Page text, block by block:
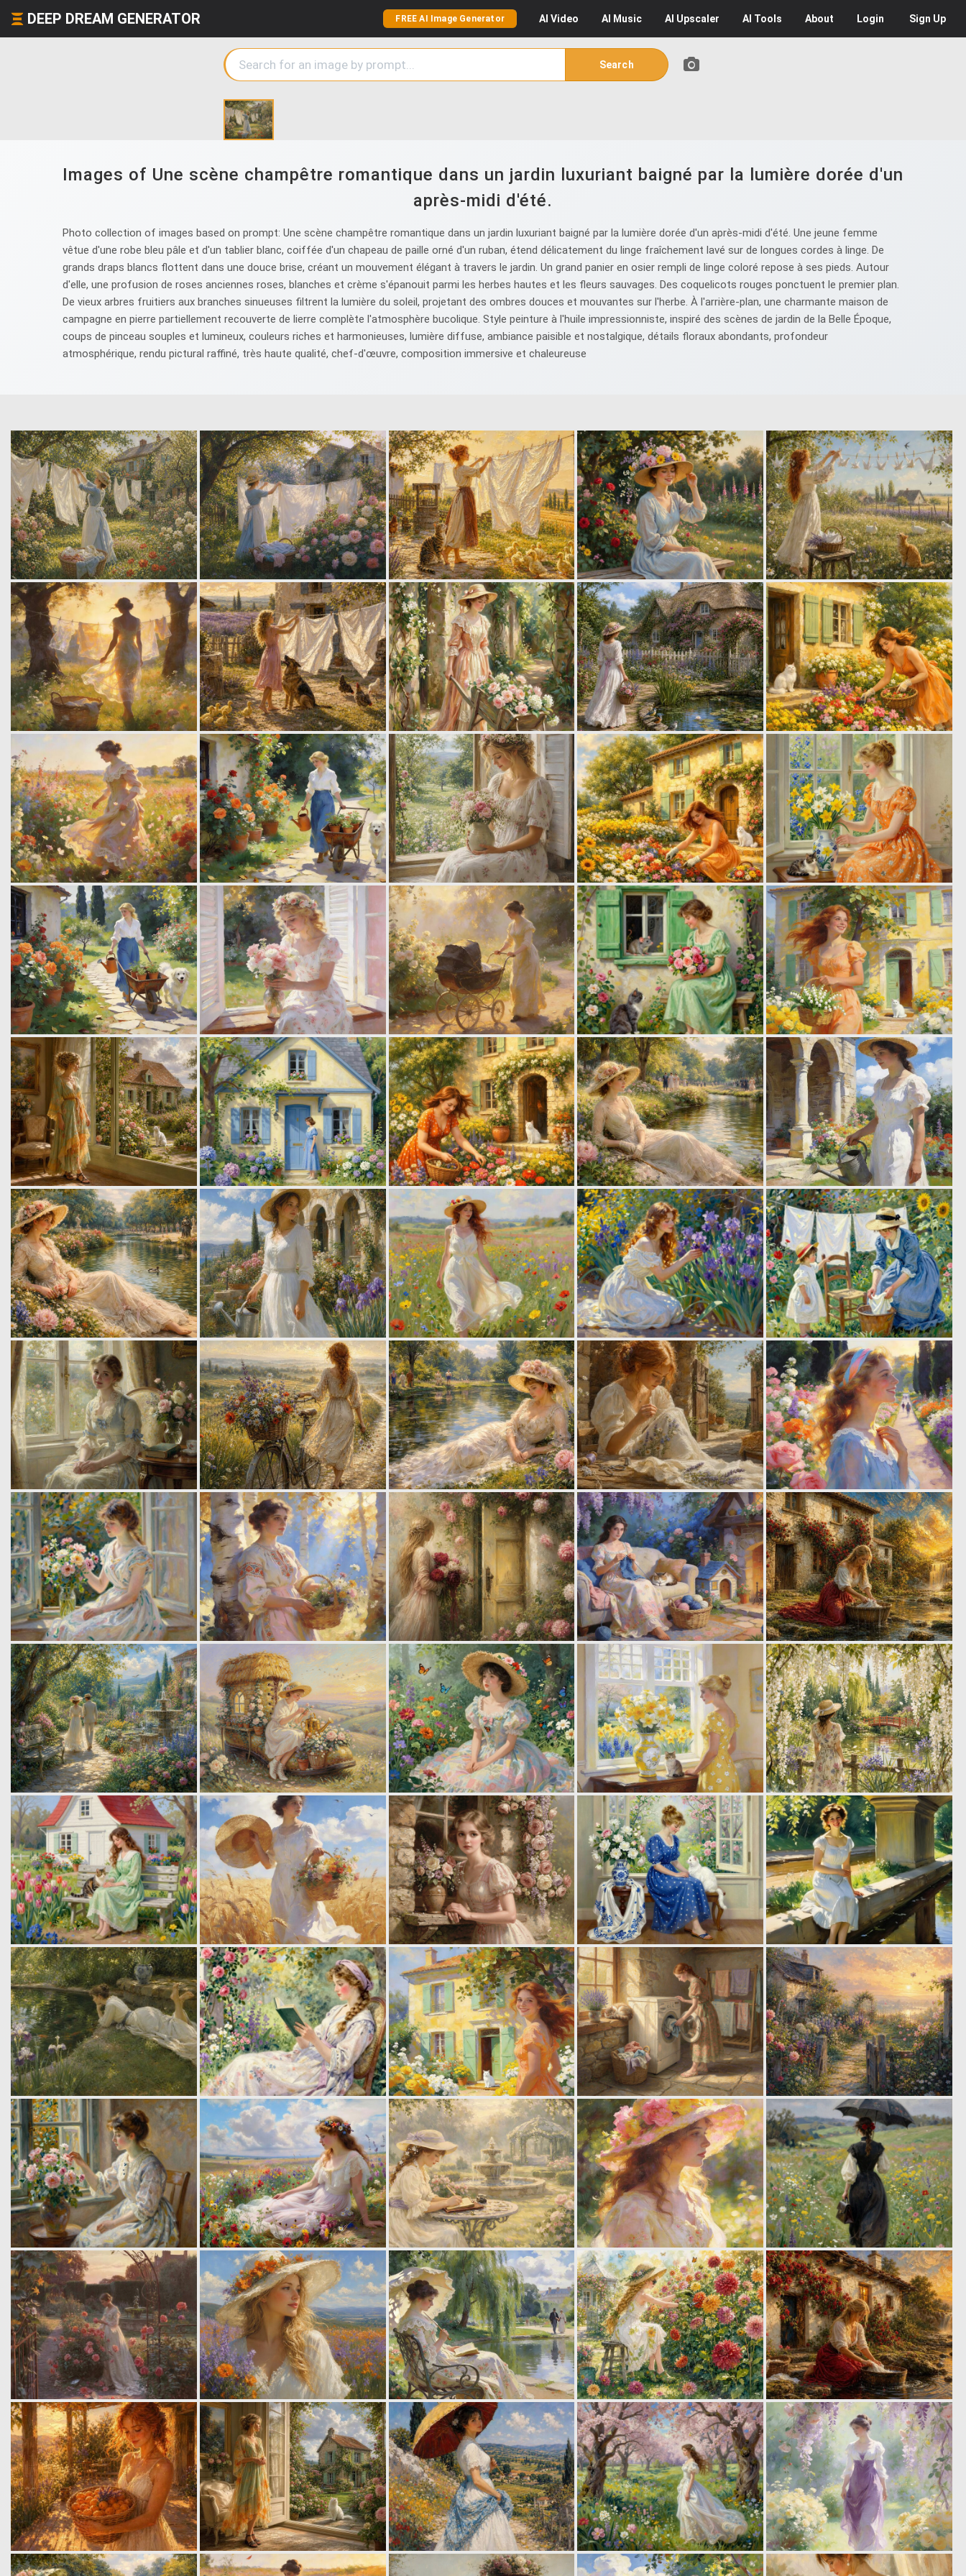
DEEP DREAM GENERATOR FREE AI Image Generator AI Video AI Music AI Upscaler AI Tools About Login Sign Up
Search
Images of Une scène champêtre romantique dans un jardin luxuriant baigné par la lumière dorée d'un
après-midi d'été.
Photo collection of images based on prompt: Une scène champêtre romantique dans un jardin luxuriant baigné par la lumière dorée d'un après-midi d'été. Une jeune femme
vêtue d'une robe bleu pâle et d'un tablier blanc, coiffée d'un chapeau de paille orné d'un ruban, étend délicatement du linge fraîchement lavé sur de longues cordes à linge. De
grands draps blancs flottent dans une douce brise, créant un mouvement élégant à travers le jardin. Un grand panier en osier rempli de linge coloré repose à ses pieds. Autour
d'elle, une profusion de roses anciennes roses, blanches et crème s'épanouit parmi les herbes hautes et les fleurs sauvages. Des coquelicots rouges ponctuent le premier plan.
De vieux arbres fruitiers aux branches sinueuses filtrent la lumière du soleil, projetant des ombres douces et mouvantes sur l'herbe. À l'arrière-plan, une charmante maison de
campagne en pierre partiellement recouverte de lierre complète l'atmosphère bucolique. Style peinture à l'huile impressionniste, inspiré des scènes de jardin de la Belle Époque,
coups de pinceau souples et lumineux, couleurs riches et harmonieuses, lumière diffuse, ambiance paisible et nostalgique, détails floraux abondants, profondeur
atmosphérique, rendu pictural raffiné, très haute qualité, chef-d'œuvre, composition immersive et chaleureuse